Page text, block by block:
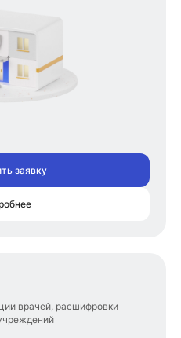
заявку
врачей, расшифровки